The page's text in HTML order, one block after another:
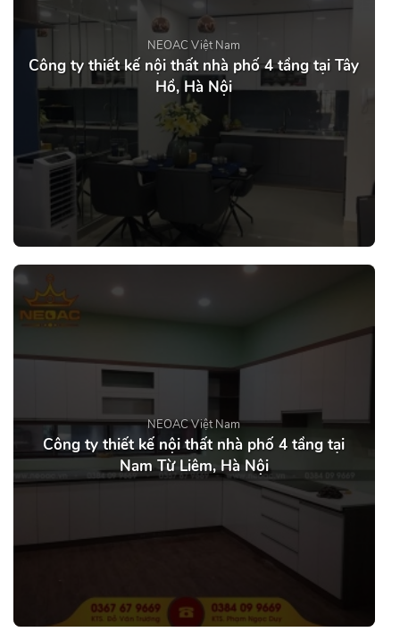
NEOAC Việt Nam
Công ty thiết kế nội thất nhà phố 4 tầng tại Tây
Hồ, Hà Nội
NEOAC Việt Nam
Công ty thiết kế nội thất nhà phố 4 tầng tại
Nam Từ Liêm, Hà Nội